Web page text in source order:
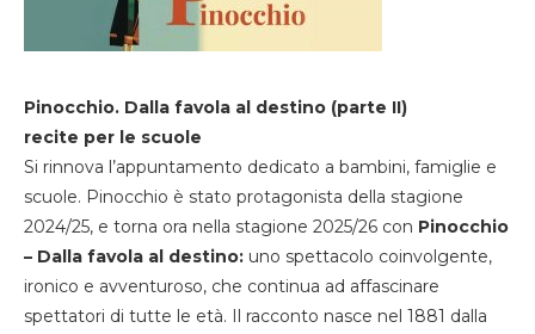
Pinocchio. Dalla favola al destino (parte II)
recite per le scuole
Si rinnova l’appuntamento dedicato a bambini, famiglie e
scuole. Pinocchio è stato protagonista della stagione
2024/25, e torna ora nella stagione 2025/26 con Pinocchio
– Dalla favola al destino: uno spettacolo coinvolgente,
ironico e avventuroso, che continua ad affascinare
spettatori di tutte le età. Il racconto nasce nel 1881 dalla